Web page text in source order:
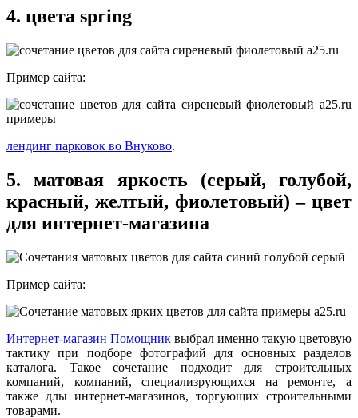
4. цвета spring
Пример сайта:
лендинг парковок во Внуково.
5. матовая яркость (серый, голубой,
красный, желтый, фиолетовый) – цвет
для интернет-магазина
Пример сайта:
Интернет-магазин Помощник выбрал именно такую цветовую
тактику при подборе фотографий для основных разделов
каталога. Такое сочетание подходит для строительных
компаний, компаний, специализрующихся на ремонте, а
также длы интернет-магазинов, торгующих строительными
товарами.